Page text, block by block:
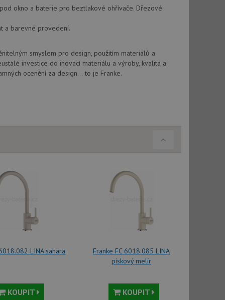
okno a baterie pro beztlakové ohřívače. Dřezové
a barevné provedení.
smyslem pro design, použitím materiálů a
investice do inovací materiálu a výroby, kvalita a
ocenění za design....to je Franke.
LINA sahara
KOUPIT
Franke FC 6018.085 LINA
pískový melír
KOUPIT
- což je
Tento soubor
požadavku
a
relace.
uživatele a
ochrany
jejich
a
používá
zda prohlížeč
sledování
a
používá
koncový uživatel
sledování